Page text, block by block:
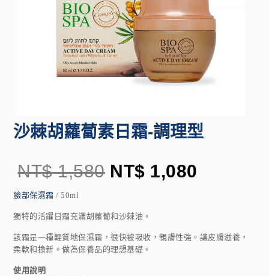
沙棘胡蘿蔔素日霜-調理型
NT$1,580 NT$ 1,080
臉部保濕霜 / 50ml
獨特的活躍日霜充滿胡蘿蔔和沙棘油。
該霜是一種輕質地保濕霜，很快被吸收，親膚性強。讓皮膚滋養，
柔軟和換新。做為保養品的理想基礎。
使用說明